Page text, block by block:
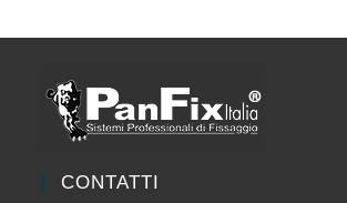
CONTATTI